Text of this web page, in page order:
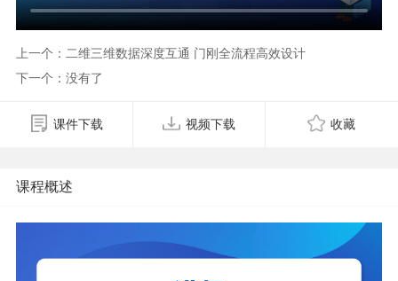
上一个：二维三维数据深度互通 门刚全流程高效设计
下一个：没有了
课件下载 视频下载 收藏
课程概述